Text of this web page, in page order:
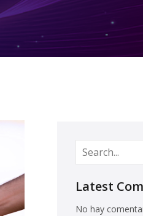
Latest
No hay